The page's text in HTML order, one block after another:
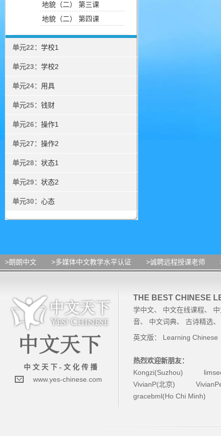
地貌（二） 第三课
地貌（二） 第四课
单元22： 学校1
单元23： 学校2
单元24： 用具
单元25： 钱财
单元26： 操作1
单元27： 操作2
单元28： 状态1
单元29： 状态2
单元30： 心态
>朗朗中文 >多媒体中文教学水平认证 >诚聘远程授课老师
中 文 天 下 - 文 化 传 播
www.yes-chinese.com
THE BEST CHINESE
学中文、 中文在线课程、
音、 中文词典、 古诗精选
英文版： Learning Chinese
热烈欢迎新朋友：
Kongzi(Suzhou)
VivianP(北京)
gracebml(Ho Chi Minh)